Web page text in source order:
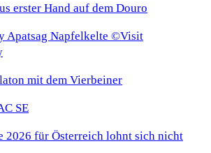
erster Hand auf dem Douro
mit dem Vierbeiner
2026 für Österreich lohnt sich nicht